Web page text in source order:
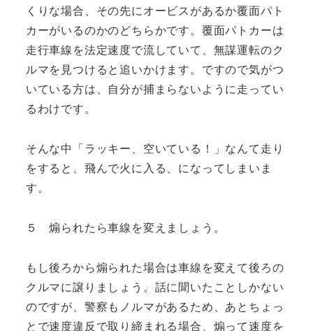
くりな場合、その先にオービスがあるか覆面パト
カーがいるのかのどちらかです。覆面パトカーは
走行車線を法定速度で流していて、無謀運転のク
ルマを見つけると追いかけます。ですので気がつ
いている方は、自分が捕まらないように走ってい
るわけです。
そんな中「ラッキー、空いている！」なんて走り
をすると、飛んで火に入る、になってしまいま
す。
５ 煽られたら車線を変えましょう。
もし後ろから煽られた場合は車線を変えて後ろの
クルマに譲りましょう。話に聞いたことしかない
のですが、警察もノルマがあるため、あとちょっ
とで速度違反で取り締まれる場合、煽って速度を